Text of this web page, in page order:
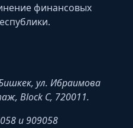
финансовых
ул. Ибраимова
Block C, 720011.
и 909058